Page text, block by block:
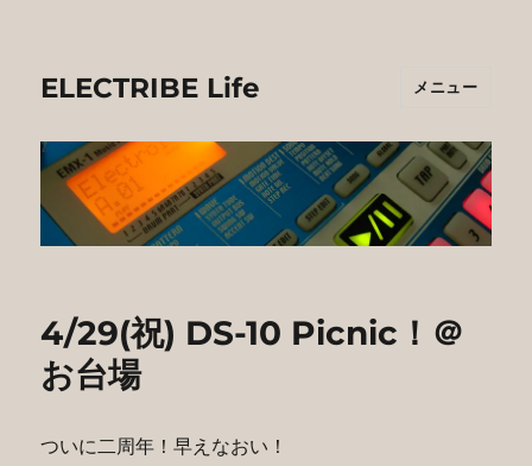
ELECTRIBE Life メニュー
4/29(祝) DS-10 Picnic！＠
お台場
ついに二周年！早えなおい！